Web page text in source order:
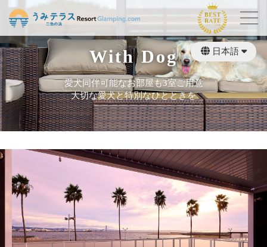
日本語
繁體中文
English
With Dog
愛犬同伴可能なお部屋も3室ご用意
大切な愛犬と特別なひとときを